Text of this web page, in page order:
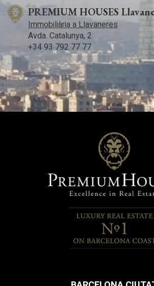
PREMIUM HOUSES
Immobiliària a Llavaneres
Avda. Catalunya, 2
+34 93 792 77 77